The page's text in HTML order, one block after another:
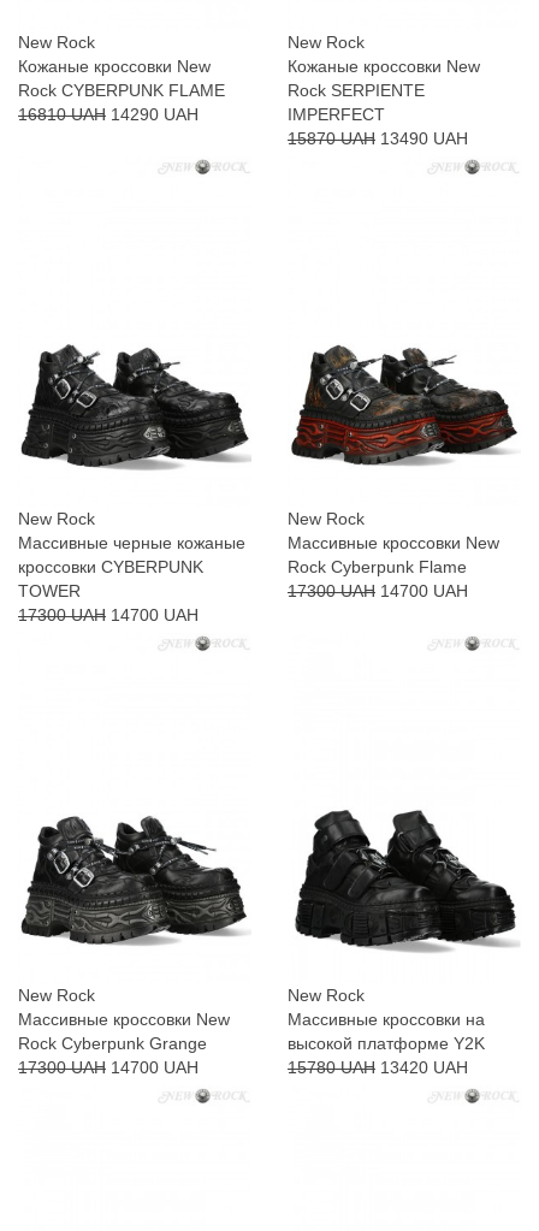
New Rock
Кожаные кроссовки New
Rock CYBERPUNK FLAME
16810 UAH 14290 UAH
New Rock
Кожаные кроссовки New
Rock SERPIENTE
IMPERFECT
15870 UAH 13490 UAH
New Rock
Массивные черные кожаные
кроссовки CYBERPUNK
TOWER
17300 UAH 14700 UAH
New Rock
Массивные кроссовки New
Rock Cyberpunk Flame
17300 UAH 14700 UAH
New Rock
Массивные кроссовки New
Rock Cyberpunk Grange
17300 UAH 14700 UAH
New Rock
Массивные кроссовки на
высокой платформе Y2K
15780 UAH 13420 UAH